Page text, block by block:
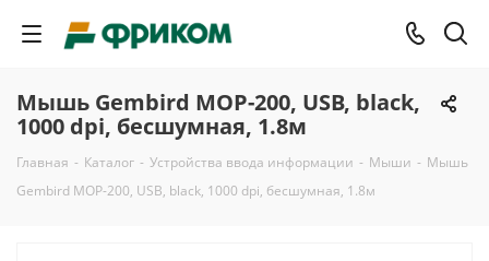
Мышь Gembird MOP-200, USB, black,
1000 dpi, бесшумная, 1.8м
Главная - Каталог - Устройства ввода информации - Мыши - Мышь
Gembird MOP-200, USB, black, 1000 dpi, бесшумная, 1.8м